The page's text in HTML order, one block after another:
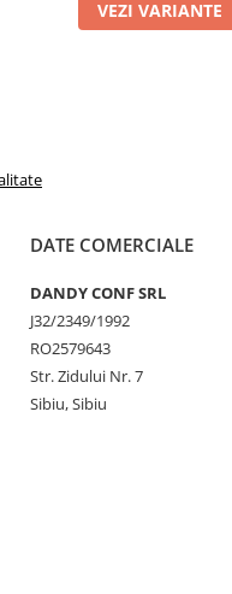
VEZI VARIANTE
DATE COMERCIALE
DANDY CONF SRL
J32/2349/1992
RO2579643
Str. Zidului Nr. 7
Sibiu, Sibiu